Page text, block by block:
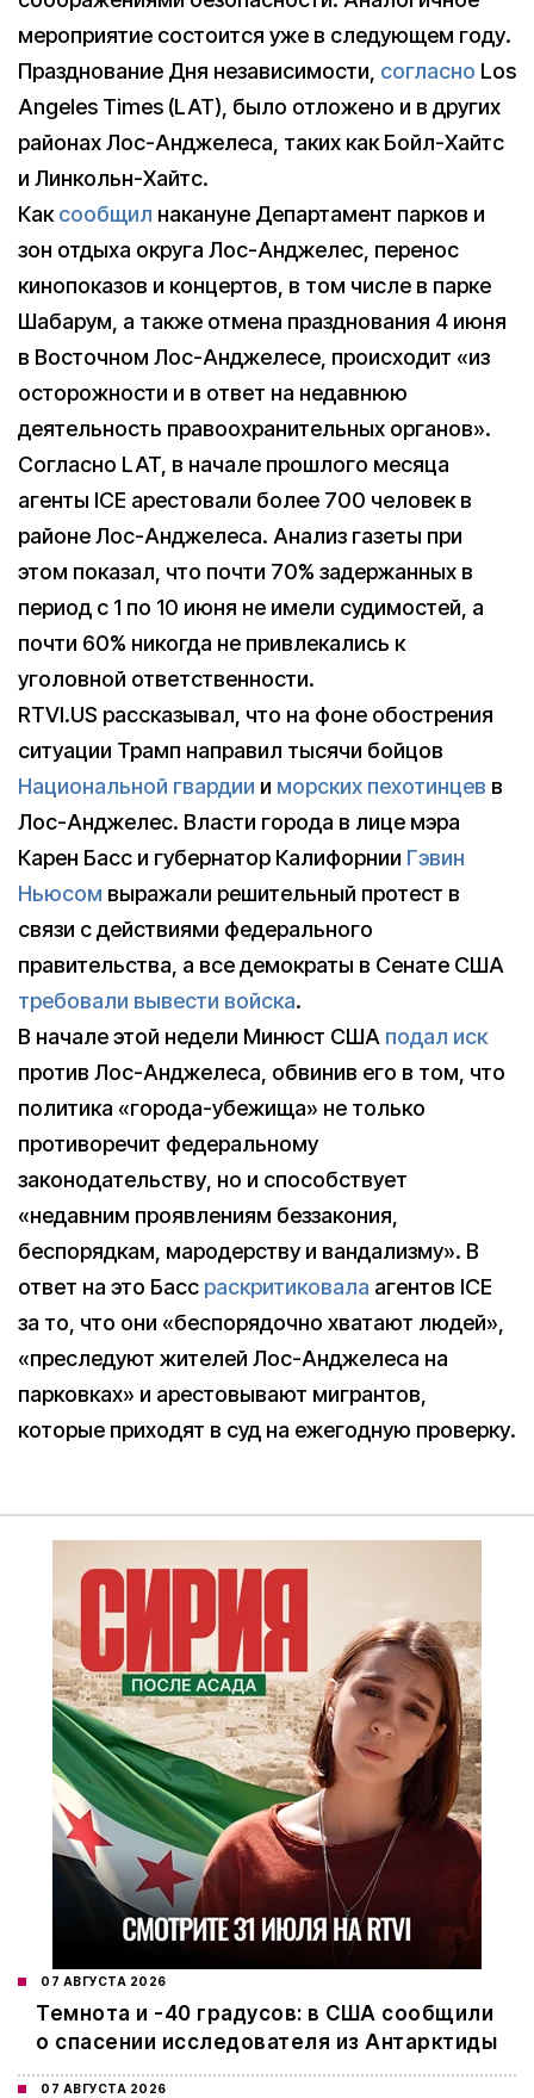
мероприятие состоится уже в следующем году.
Празднование Дня независимости, согласно Los
Angeles Times (LAT), было отложено и в других
районах Лос-Анджелеса, таких как Бойл-Хайтс
и Линкольн-Хайтс.
Каксообщил накануне Департамент парков и
зон отдыха округа Лос-Анджелес, перенос
кинопоказов и концертов, в том числе в парке
Шабарум, а также отмена празднования 4 июня
в Восточном Лос-Анджелесе, происходит «из
осторожности и в ответ на недавнюю
деятельность правоохранительных органов».
Согласно LAT, в начале прошлого месяца
агенты ICE арестовали более 700 человек в
районе Лос-Анджелеса. Анализ газеты при
этом показал, что почти 70% задержанных в
период с 1 по 10 июня не имели судимостей, а
почти 60% никогда не привлекались к
уголовной ответственности.
RTVI.US рассказывал, что на фоне обострения
ситуации Трамп направил тысячи бойцов
Национальной гвардии и морских пехотинцев в
Лос-Анджелес. Власти города в лице мэра
Карен Басс и губернатор Калифорнии Гэвин
Ньюсом выражали решительный протест в
связи с действиями федерального
правительства, а все демократы в Сенате США
требовали вывести войска.
В начале этой недели Минюст США подал иск
против Лос-Анджелеса, обвинив его в том, что
политика «города-убежища» не только
противоречит федеральному
законодательству, но и способствует
«недавним проявлениям беззакония,
беспорядкам, мародерству и вандализму». В
ответ на это Басс раскритиковала агентов ICE
за то, что они «беспорядочно хватают людей»,
«преследуют жителей Лос-Анджелеса на
парковках» и арестовывают мигрантов,
которые приходят в суд на ежегодную проверку.
07 АВГУСТА 2026
Темнота и -40 градусов: в США сообщили
о спасении исследователя из Антарктиды
07 АВГУСТА 2026